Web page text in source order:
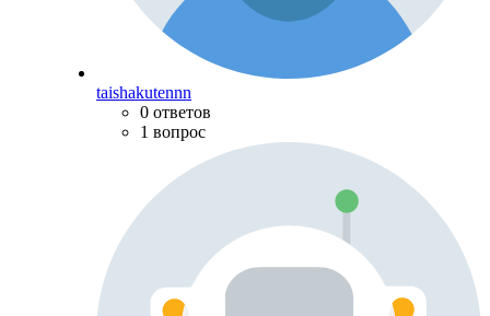
taishakutennn
0 ответов
1 вопрос